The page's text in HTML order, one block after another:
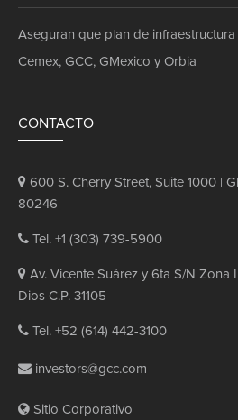
Aseguran que plan de
Cemex, GCC, GMexico y Orbia
CONTACTO
600 S. Cherry Street, Suite 1000 |
80246
Tel. +1 (303) 739-5900
Av. Vicente Suárez y 6ta S/N Zona
Dios C.P. 31105
Tel. +52 (614) 442-3100
investors@gcc.com
Sitio Corporativo